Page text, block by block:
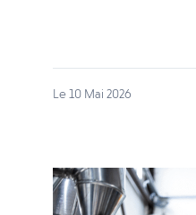
Le 10 Mai 2026